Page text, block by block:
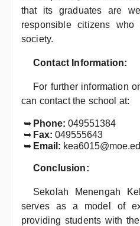
that its graduates are
responsible citizens
society.
Contact Information:
For further information
can contact the school at:
Phone: 049551384
Fax: 049555643
Email:
Conclusion:
Sekolah Menengah
serves as a model of
providing students with